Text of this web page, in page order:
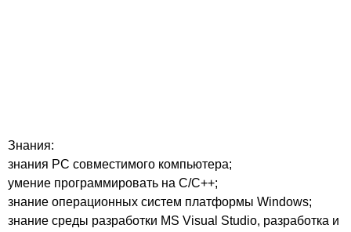
Знания:
знания РС совместимого компьютера;
умение программировать на С/С++;
знание операционных систем платформы Windows;
знание среды разработки MS Visual Studio, разработка и